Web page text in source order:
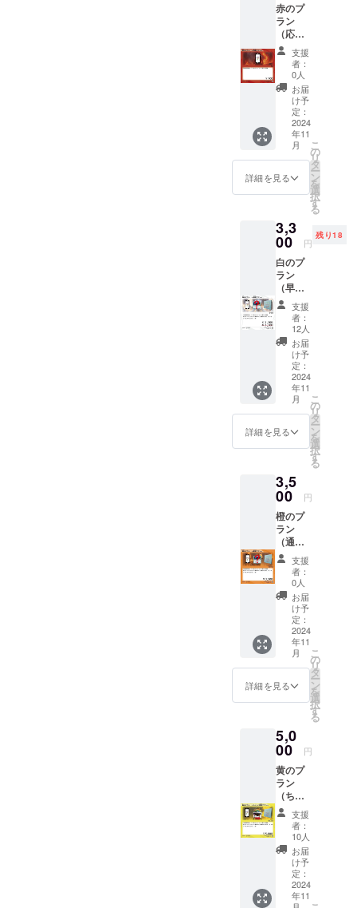
赤のプ
ラン
（応援
プラ
ン）７
００円
皆さま
の声援
に応え
てCF限
定壁紙
をお贈
りいた
しま
す。 ・
【詳
細】 本
作のク
ラウド
ファン
ディン
グのた
めにス
マート
フォン
ならび
にPCで
利用可
能な限
定壁紙
をお贈
りいた
につい
ては現
中であ
り、
追って
活動報
告にて
公表さ
せてい
ただき
ます。
支援
者：
0人
お届
け予
定：
2024
年11
月
詳細を見る
こ
の
リ
タ
ー
ン
を
選
択
す
る
3,3
00 円
残り18
白のプ
ラン
（早割
プラ
ン）３,
３００
円（数
量３０
個限
定） 皆
様の早
期のご
支援に
お応え
して通
量３０
個限定
２００
円オフ
でお贈
りいた
しま
す。 ・
CF限定
壁紙 ・
限定
カード
１枚 ・
ゲーム
本体１
箱（1st
EDITIO
作のク
ラウド
ディン
グのた
めにス
マート
フォン
ならび
にPCで
利用可
能な限
定壁紙
をお贈
支援
者：
12人
お届
け予
定：
2024
年11
月
詳細を見る
こ
の
リ
タ
ー
ン
を
選
択
す
る
3,5
00 円
橙のプ
ラン
（通常
プラ
ン）１,
０００
円 皆さ
まの声
援に応
えてCF
限定壁
紙に加
え限定
カード
１枚
お贈り
いたし
ます。
・CF限
定壁紙
・限定
カード
１枚 ・
ゲーム
本体１
箱（1st
EDITIO
N）
【詳
支援
者：
0人
お届
け予
定：
2024
年11
月
詳細を見る
こ
の
リ
タ
ー
ン
を
選
択
す
る
5,0
00 円
黄のプ
ラン
（ちょ
っと贅
沢プラ
ン）５,
０００
まの声
援に応
えてCF
支援
者：
10人
お届
け予
定：
2024
年11